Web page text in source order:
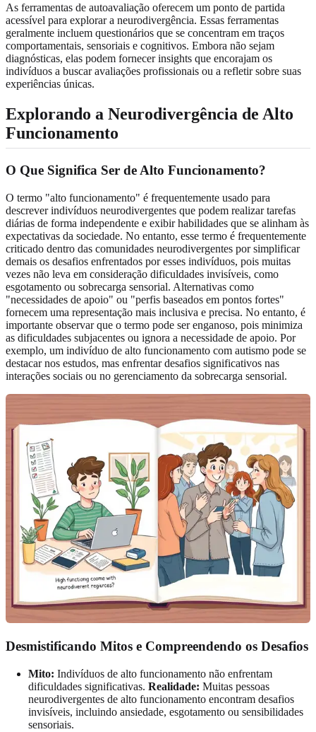
As ferramentas de autoavaliação oferecem um ponto de partida
acessível para explorar a neurodivergência. Essas ferramentas
geralmente incluem questionários que se concentram em traços
comportamentais, sensoriais e cognitivos. Embora não sejam
diagnósticas, elas podem fornecer insights que encorajam os
indivíduos a buscar avaliações profissionais ou a refletir sobre suas
experiências únicas.
Explorando a Neurodivergência de Alto
Funcionamento
O Que Significa Ser de Alto Funcionamento?
O termo "alto funcionamento" é frequentemente usado para
descrever indivíduos neurodivergentes que podem realizar tarefas
diárias de forma independente e exibir habilidades que se alinham às
expectativas da sociedade. No entanto, esse termo é frequentemente
criticado dentro das comunidades neurodivergentes por simplificar
demais os desafios enfrentados por esses indivíduos, pois muitas
vezes não leva em consideração dificuldades invisíveis, como
esgotamento ou sobrecarga sensorial. Alternativas como
"necessidades de apoio" ou "perfis baseados em pontos fortes"
fornecem uma representação mais inclusiva e precisa. No entanto, é
importante observar que o termo pode ser enganoso, pois minimiza
as dificuldades subjacentes ou ignora a necessidade de apoio. Por
exemplo, um indivíduo de alto funcionamento com autismo pode se
destacar nos estudos, mas enfrentar desafios significativos nas
interações sociais ou no gerenciamento da sobrecarga sensorial.
Desmistificando Mitos e Compreendendo os Desafios
Mito: Indivíduos de alto funcionamento não enfrentam
dificuldades significativas. Realidade: Muitas pessoas
neurodivergentes de alto funcionamento encontram desafios
invisíveis, incluindo ansiedade, esgotamento ou sensibilidades
sensoriais.